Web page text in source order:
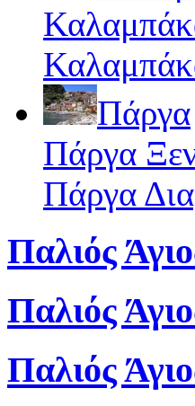
Πάργα
Πάργα
Πάργα
Παλιός
Παλιός
Παλιός